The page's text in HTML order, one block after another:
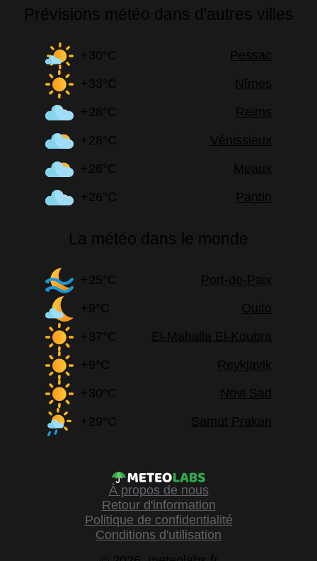
Prévisions météo dans d'autres villes
+30°C
Pessac
+33°C
Nîmes
+28°C
Reims
+28°C
Vénissieux
+26°C
Meaux
+26°C
Pantin
La météo dans le monde
+25°C
Port-de-Paix
+9°C
Quito
+37°C
El-Mahalla El-Koubra
+9°C
Reykjavik
+30°C
Novi Sad
+29°C
Samut Prakan
À propos de nous
Retour d'information
Politique de confidentialité
Conditions d'utilisation